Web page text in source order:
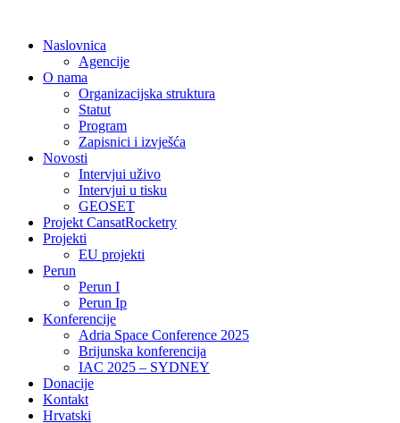
sadržajNaslovnica
Agencije
O nama
Organizacijska struktura
Statut
Program
Zapisnici i izvješća
Novosti
Intervjui uživo
Intervjui u tisku
GEOSET
Projekt CansatRocketry
Projekti
EU projekti
Perun
Perun I
Perun Ip
Konferencije
Adria Space Conference 2025
Brijunska konferencija
IAC 2025 – SYDNEY
Donacije
Kontakt
Hrvatski